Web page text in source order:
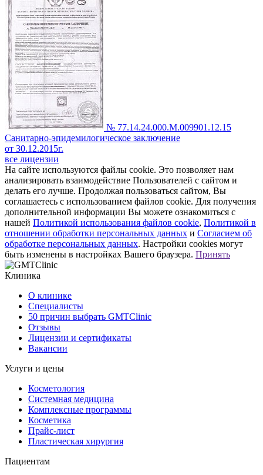
№ 77.14.24.000.М.009901.12.15
Санитарно-эпидемилогическое заключение
от 30.12.2015г.
все лицензии
На сайте используются файлы cookie. Это позволяет нам
анализировать взаимодействие Пользователей с сайтом и
делать его лучше. Продолжая пользоваться сайтом, Вы
соглашаетесь с использованием файлов cookie. Для получения
дополнительной информации Вы можете ознакомиться с
нашей Политикой использования файлов cookie, Политикой в
отношении обработки персональных данных и Согласием об
обработке персональных данных. Настройки cookies могут
быть изменены в настройках Вашего браузера. Принять
Клиника
О клинике
Специалисты
50 причин выбрать GMTClinic
Отзывы
Лицензии и сертификаты
Вакансии
Услуги и цены
Косметология
Системная медицина
Комплексные программы
Косметика
Прайс-лист
Пластическая хирургия
Пациентам